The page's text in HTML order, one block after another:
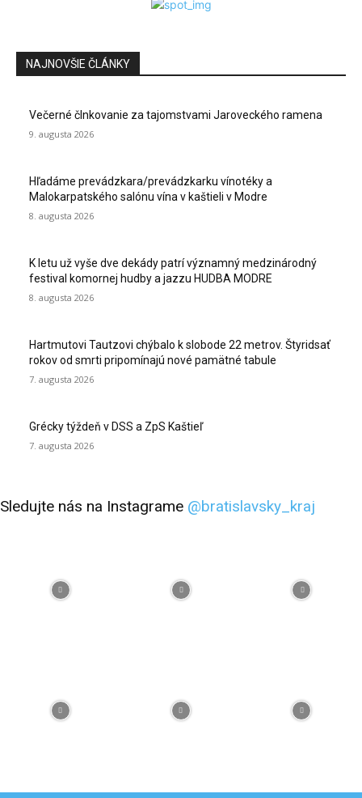
NAJNOVŠIE ČLÁNKY
Večerné člnkovanie za tajomstvami Jaroveckého ramena
9. augusta 2026
Hľadáme prevádzkara/prevádzkarku vínotéky a
Malokarpatského salónu vína v kaštieli v Modre
8. augusta 2026
K letu už vyše dve dekády patrí významný medzinárodný
festival komornej hudby a jazzu HUDBA MODRE
8. augusta 2026
Hartmutovi Tautzovi chýbalo k slobode 22 metrov. Štyridsať
rokov od smrti pripomínajú nové pamätné tabule
7. augusta 2026
Grécky týždeň v DSS a ZpS Kaštieľ
7. augusta 2026
Sledujte nás na Instagrame @bratislavsky_kraj